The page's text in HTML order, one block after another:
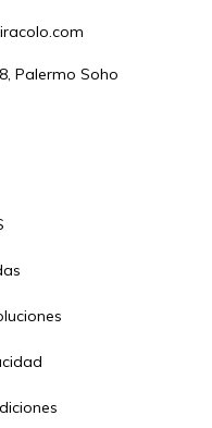
Palermo Soho